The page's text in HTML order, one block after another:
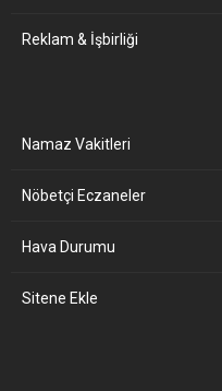
Reklam & İşbirliği
Namaz Vakitleri
Nöbetçi Eczaneler
Hava Durumu
Sitene Ekle